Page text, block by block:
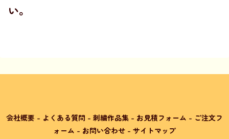
い。
会社概要 - よくある質問 - 刺繍作品集 - お見積フォーム - ご注文フ
ォーム - お問い合わせ - サイトマップ